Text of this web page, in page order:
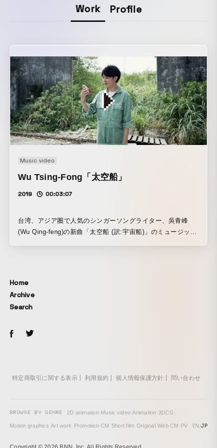
Work Profile
Music video
Wu Tsing-Fong「太空船」
2019 00:03:07
台湾、アジア圏で⼈気のシンガーソングライター、吳青峰
(Wu Qing-feng)の新曲「太空船 (訳:宇宙船)」のミュージック
ぶつえんガイド」で知られるあべ弘士さんが描き下ろしてい
ます。
Home
Archive
Search
特定商取引に関する表示 利用規約 個人情報保護方針 問い合わせ
BROWSE BY GENRE 2D animation· Music video·Animation·3DCG·
Motion graphics·Art work· Promotion·CM · Short film·Original ·Web CM · PV EN/JP